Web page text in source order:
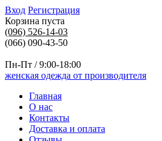
Вход Регистрация
Корзина пуста
(096) 526-14-03
(066) 090-43-50
Пн-Пт / 9:00-18:00
женская одежда от производителя
Главная
О нас
Контакты
Доставка и оплата